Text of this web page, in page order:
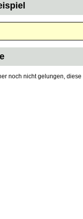
noch nicht gelungen,